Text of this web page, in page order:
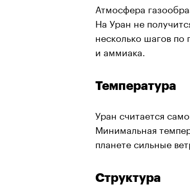
Атмосфера
На Уран не
несколько шагов по
и аммиака.
Температура
Уран считается
Минимальная
планете сильные
Структура